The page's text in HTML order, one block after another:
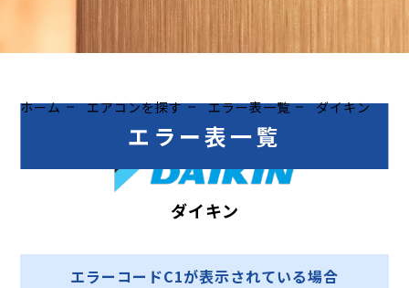
エラー表一覧
ホーム エアコンを探す エラー表一覧 ダイキン
ダイキン
エラーコードC1が表示されている場合